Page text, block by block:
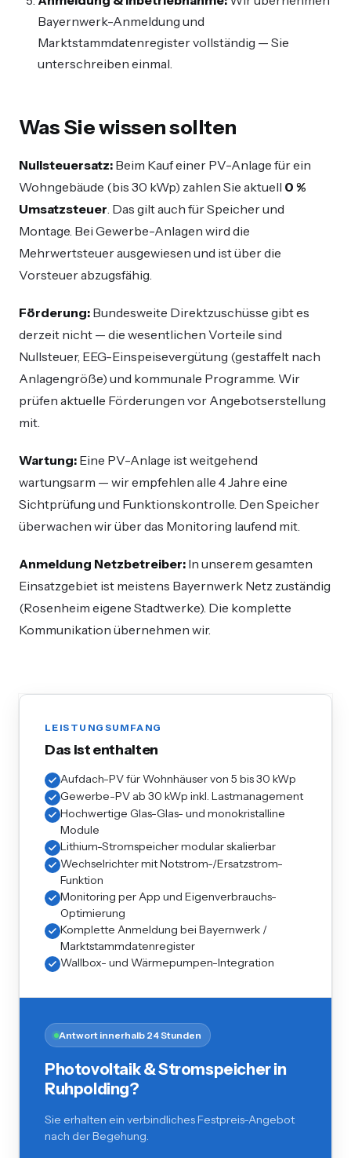
Bayernwerk-Anmeldung und
Marktstammdatenregister vollständig — Sie
unterschreiben einmal.
Was Sie wissen sollten
Nullsteuersatz: Beim Kauf einer PV-Anlage für ein
Wohngebäude (bis 30 kWp) zahlen Sie aktuell 0 %
Umsatzsteuer. Das gilt auch für Speicher und
Montage. Bei Gewerbe-Anlagen wird die
Mehrwertsteuer ausgewiesen und ist über die
Vorsteuer abzugsfähig.
Förderung: Bundesweite Direktzuschüsse gibt es
derzeit nicht — die wesentlichen Vorteile sind
Nullsteuer, EEG-Einspeisevergütung (gestaffelt nach
Anlagengröße) und kommunale Programme. Wir
prüfen aktuelle Förderungen vor Angebotserstellung
mit.
Wartung: Eine PV-Anlage ist weitgehend
wartungsarm — wir empfehlen alle 4 Jahre eine
Sichtprüfung und Funktionskontrolle. Den Speicher
überwachen wir über das Monitoring laufend mit.
Anmeldung Netzbetreiber: In unserem gesamten
Einsatzgebiet ist meistens Bayernwerk Netz zuständig
(Rosenheim eigene Stadtwerke). Die komplette
Kommunikation übernehmen wir.
LEISTUNGSUMFANG
Das ist enthalten
Aufdach-PV für Wohnhäuser von 5 bis 30 kWp
Gewerbe-PV ab 30 kWp inkl. Lastmanagement
Hochwertige Glas-Glas- und monokristalline
Module
Lithium-Stromspeicher modular skalierbar
Wechselrichter mit Notstrom-/Ersatzstrom-
Funktion
Monitoring per App und Eigenverbrauchs-
Optimierung
Komplette Anmeldung bei Bayernwerk /
Marktstammdatenregister
Wallbox- und Wärmepumpen-Integration
Antwort innerhalb 24 Stunden
Photovoltaik & Stromspeicher in
Ruhpolding?
Sie erhalten ein verbindliches Festpreis-Angebot
nach der Begehung.